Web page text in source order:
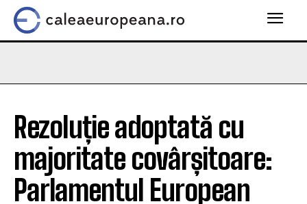
Rezoluție adoptată cu
majoritate covârșitoare:
Parlamentul European